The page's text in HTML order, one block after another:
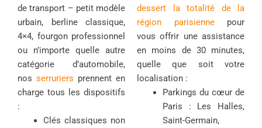
de transport – petit modèle
urbain, berline classique,
4×4, fourgon professionnel
ou n’importe quelle autre
catégorie d’automobile,
nos serruriers prennent en
charge tous les dispositifs
:
Clés classiques non
dessert la totalité de la
région parisiennepour
vous offrir une assistance
en moins de 30 minutes,
quelle que soit votre
localisation :
Parkings du cœur de
Paris : Les Halles,
Saint-Germain,